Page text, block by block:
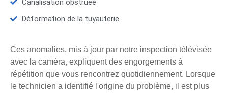
Déformation de la tuyauterie
Ces anomalies, mis à jour par notre inspection télévisée
avec la caméra, expliquent des engorgements à
répétition que vous rencontrez quotidiennement. Lorsque
le technicien a identifié l'origine du problème, il est plus